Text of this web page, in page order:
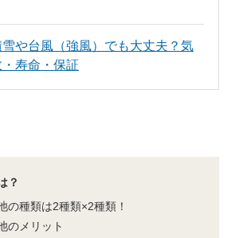
や台風（強風）でも大丈夫？気
寿命・保証
？
の種類は2種類×2種類！
のメリット